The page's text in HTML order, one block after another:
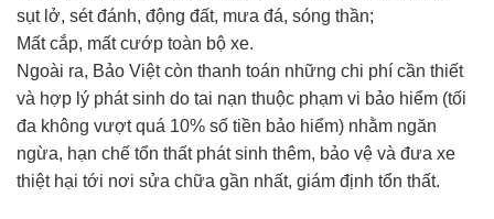
sụt lở, sét đánh, động đất, mưa đá, sóng thần;
Mất cắp, mất cướp toàn bộ xe.
Ngoài ra, Bảo Việt còn thanh toán những chi phí cần thiết
và hợp lý phát sinh do tai nạn thuộc phạm vi bảo hiểm (tối
đa không vượt quá 10% số tiền bảo hiểm) nhằm ngăn
ngừa, hạn chế tổn thất phát sinh thêm, bảo vệ và đưa xe
thiệt hại tới nơi sửa chữa gần nhất, giám định tổn thất.